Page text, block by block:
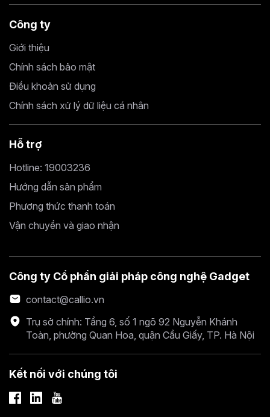
Công ty
Giới thiệu
Chính sách bảo mật
Điều khoản sử dụng
Chính sách xử lý dữ liệu cá nhân
Hỗ trợ
Hotline: 19003236
Hướng dẫn sản phẩm
Phương thức thanh toán
Vận chuyển và giao nhận
Công ty Cổ phần giải pháp công nghệ Gadget
contact@callio.vn
Trụ sở chính: Tầng 6, số 1 ngõ 92 Nguyễn Khánh
Toàn, phường Quan Hoa, quận Cầu Giấy, TP. Hà Nội
Kết nối với chúng tôi